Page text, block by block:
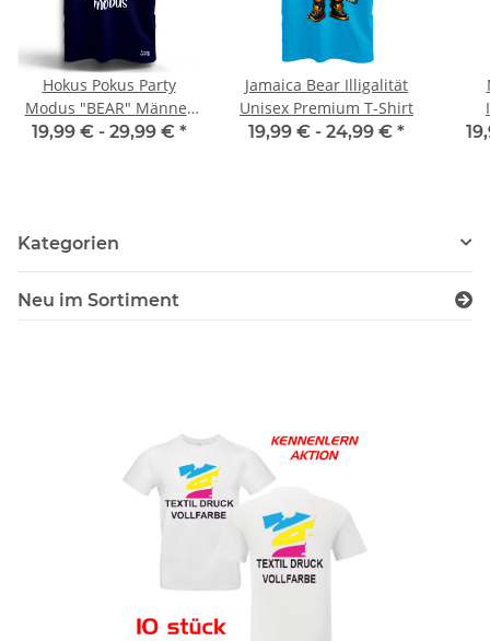
Hokus Pokus Party
Modus "BEAR" Männer
T-Shirt Malle Party
19,99 € - 29,99 € *
Jamaica Bear Illigalität
Unisex Premium T-Shirt
19,99 € - 24,99 € *
Kategorien
Neu im Sortiment